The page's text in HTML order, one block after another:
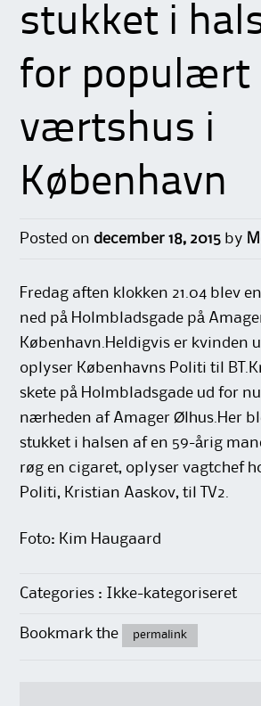
stukket i
for populært
værtshus i
København
Posted ondecember 18, 2015 by
Fredag aften klokken 21.04 blev
ned på Holmbladsgade på
København.Heldigvis er kvinden
oplyser Københavns Politi til
skete på Holmbladsgade ud for
nærheden af Amager Ølhus.Her
stukket i halsen af en 59-årig
røg en cigaret, oplyser vagtchef
Politi, Kristian Aaskov, til TV2.
Foto: Kim Haugaard
Categories : Ikke-kategoriseret
Bookmark the permalink